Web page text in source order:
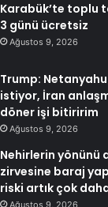
Karabük’te toplu
3 günü ücretsiz
Ağustos 9, 2026
Trump:
istiyor, İran
döner işi bitiririm
Ağustos 9, 2026
Nehirlerin yönünü
zirvesine baraj
riski artık çok
Ağustos 9, 2026